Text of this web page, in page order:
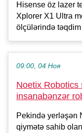
Hisense öz lazer
Xplorer X1 Ultra
ölçülərində
09:00, 04 Ноя
Noetix Robotics
insanabənzər
Pekində yerləşən
qiymətə sahib